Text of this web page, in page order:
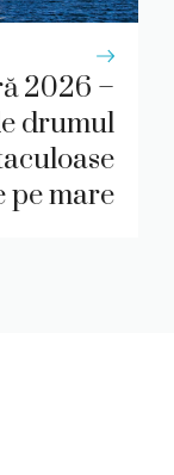
2026 –
drumul
pe mare